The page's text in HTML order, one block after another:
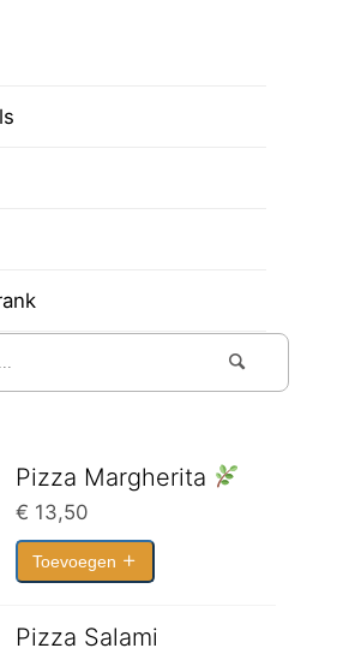
Pizza Margherita
€ 13,50
Toevoegen
Pizza Salami